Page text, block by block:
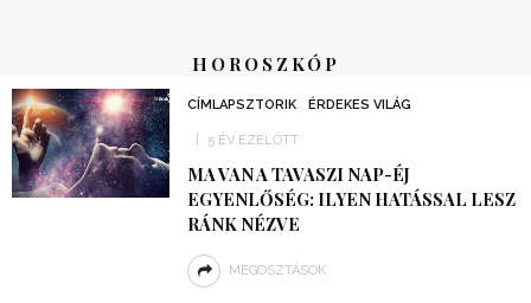
HOROSZKÓP
CÍMLAPSZTORIK ÉRDEKES VILÁG
5 ÉV EZELŐTT
MA VAN A TAVASZI NAP-ÉJ
EGYENLŐSÉG: ILYEN HATÁSSAL LESZ
RÁNK NÉZVE
MEGOSZTÁSOK